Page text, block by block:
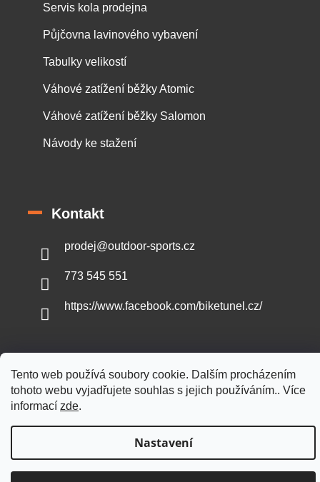
Tento web používá soubory cookie. Dalším procházením
tohoto webu vyjadřujete souhlas s jejich používáním.. Více
informací zde.
Nastavení
Servis kola prodejna
Půjčovna lavinového vybavení
Tabulky velikostí
Váhové zatížení běžky Atomic
Váhové zatížení běžky Salomon
Návody ke stažení
Kontakt
prodej@outdoor-sports.cz
773 545 551
https://www.facebook.com/biketunel.cz/
Vytvořil Shoptet
Copyright 2026Outdoor-sports.cz. Všechna práva vyhrazena.